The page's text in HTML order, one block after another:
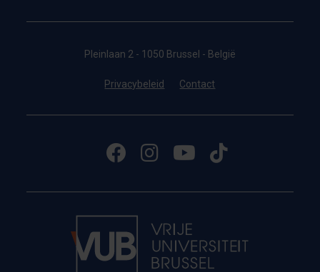
Pleinlaan 2 - 1050 Brussel - België
Privacybeleid Contact